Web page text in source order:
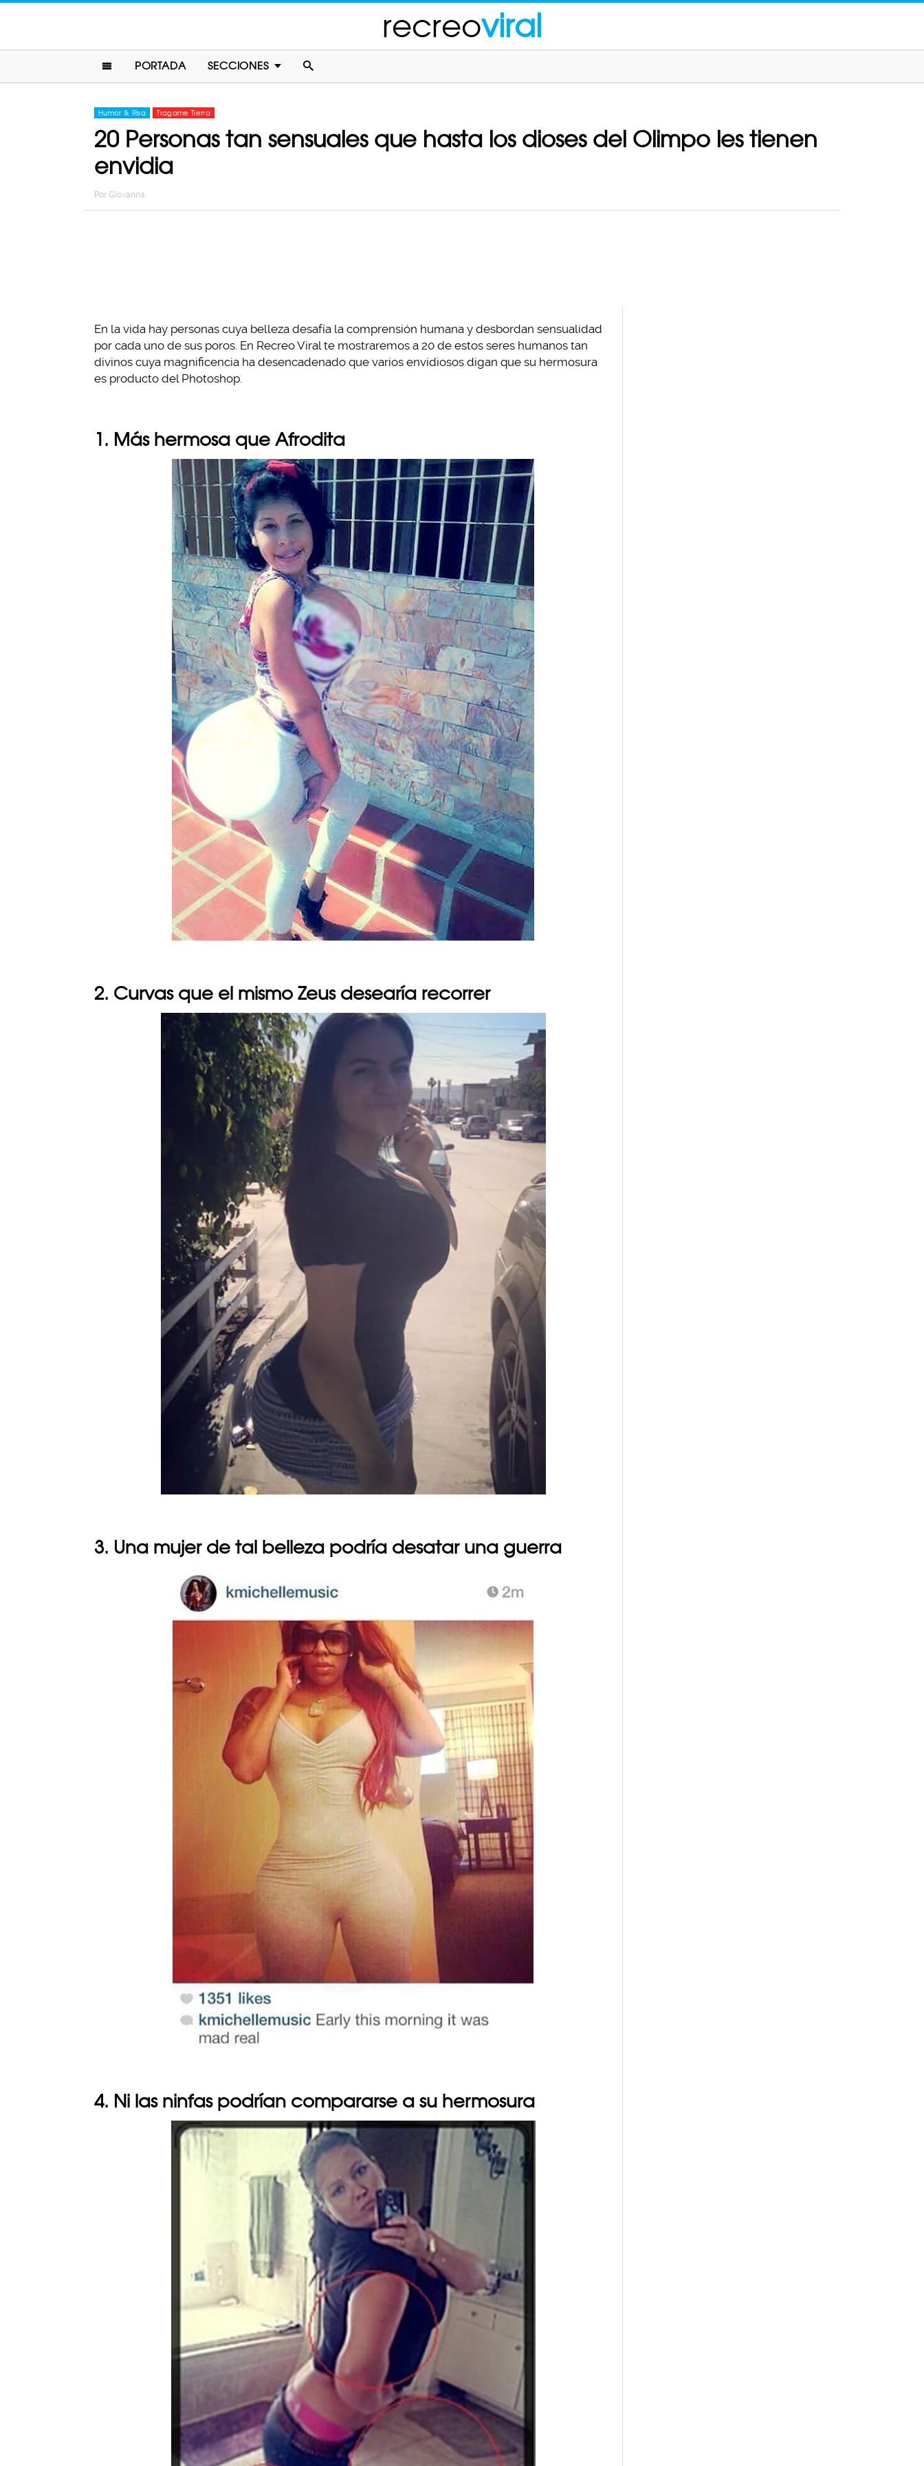
recreoviral
PORTADA SECCIONES
Humor & Risa Tragame Tierra
20 Personas tan sensuales que hasta los dioses del Olimpo les tienen
envidia
Por Giovanna
En la vida hay personas cuya belleza desafía la comprensión humana y desbordan sensualidad
por cada uno de sus poros. En Recreo Viral te mostraremos a 20 de estos seres humanos tan
divinos cuya magnificencia ha desencadenado que varios envidiosos digan que su hermosura
es producto del Photoshop.
1. Más hermosa que Afrodita
2. Curvas que el mismo Zeus desearía recorrer
3. Una mujer de tal belleza podría desatar una guerra
4. Ni las ninfas podrían compararse a su hermosura